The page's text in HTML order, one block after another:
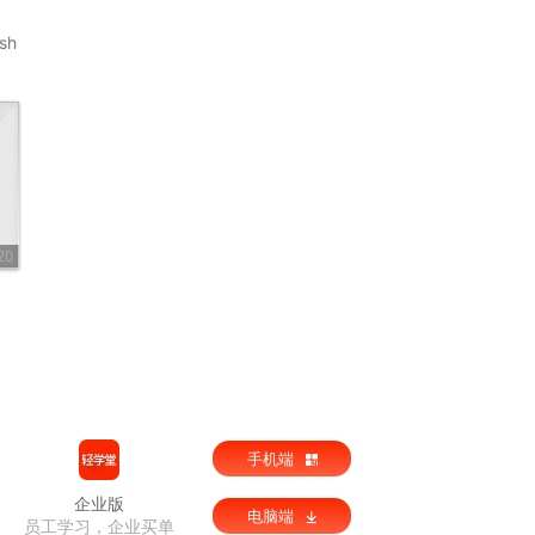
企业版
员工学习，企业买单
手机端
电脑端